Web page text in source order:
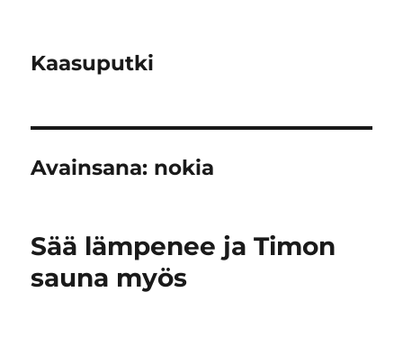
Kaasuputki
Avainsana: nokia
Sää lämpenee ja Timon
sauna myös